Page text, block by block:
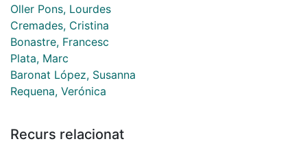
Oller Pons, Lourdes
Cremades, Cristina
Bonastre, Francesc
Plata, Marc
Baronat López, Susanna
Requena, Verónica
Recurs relacionat